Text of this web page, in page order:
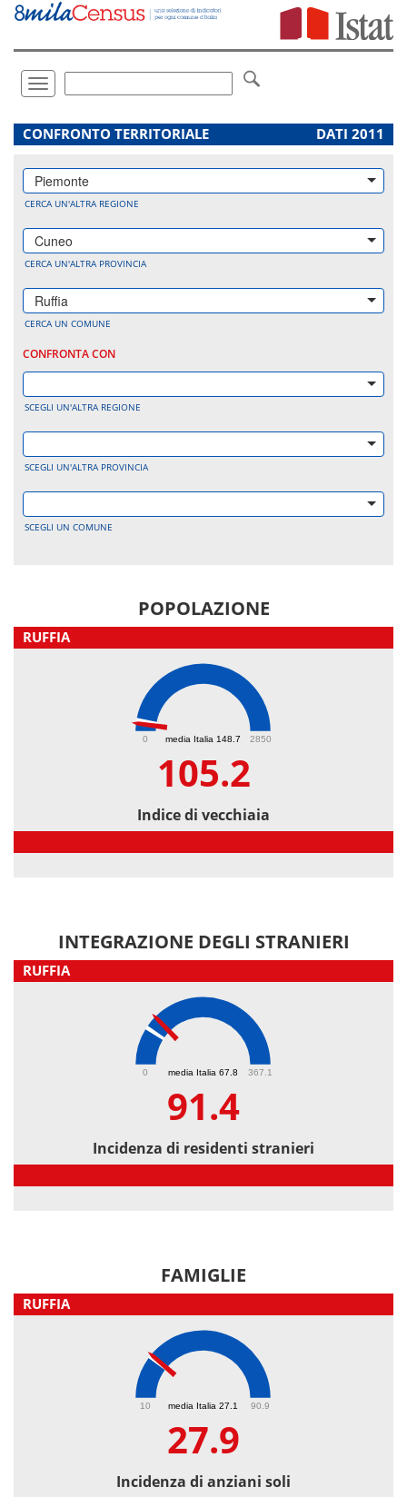
Vai
direttamente
Toggle
navigation
.
CONFRONTO TERRITORIALE DATI 2011
Piemonte
CERCA UN'ALTRA REGIONE
Cuneo
CERCA UN'ALTRA PROVINCIA
Ruffia
CERCA UN COMUNE
CONFRONTA CON
SCEGLI UN'ALTRA REGIONE
SCEGLI UN'ALTRA PROVINCIA
SCEGLI UN COMUNE
POPOLAZIONE
RUFFIA
media Italia 148.7
0 2850
105.2
Indice di vecchiaia
INTEGRAZIONE DEGLI STRANIERI
RUFFIA
media Italia 67.8
0 367.1
91.4
Incidenza di residenti stranieri
FAMIGLIE
RUFFIA
media Italia 27.1
10 90.9
27.9
Incidenza di anziani soli